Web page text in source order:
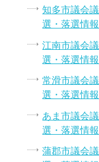
知多市議会
選・落選情報
江南市議会
選・落選情報
常滑市議会
選・落選情報
あま市議会
選・落選情報
蒲郡市議会